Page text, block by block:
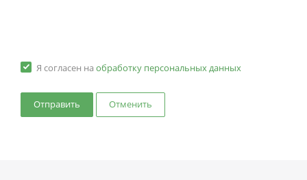
Я согласен на обработку персональных данных
Отменить